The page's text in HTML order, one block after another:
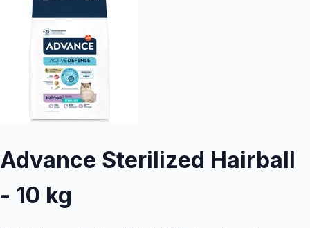
Advance Sterilized Hairball
- 10 kg